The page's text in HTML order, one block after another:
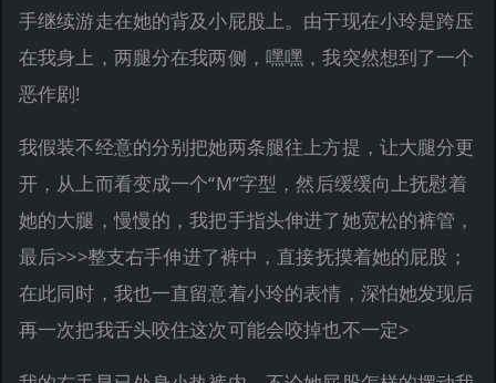
手继续游走在她的背及小屁股上。由于现在小玲是跨压
在我身上，两腿分在我两侧，嘿嘿，我突然想到了一个
恶作剧!
我假装不经意的分别把她两条腿往上方提，让大腿分更
开，从上而看变成一个“M”字型，然后缓缓向上抚慰着
她的大腿，慢慢的，我把手指头伸进了她宽松的裤管，
最后>>>整支右手伸进了裤中，直接抚摸着她的屁股；
在此同时，我也一直留意着小玲的表情，深怕她发现后
再一次把我舌头咬住这次可能会咬掉也不一定>